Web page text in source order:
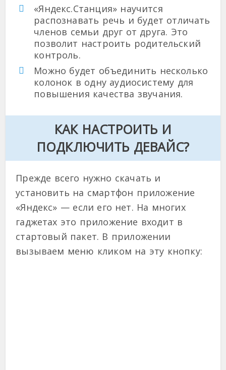
«Яндекс.Станция» научится
распознавать речь и будет отличать
членов семьи друг от друга. Это
позволит настроить родительский
контроль.
Можно будет объединить несколько
колонок в одну аудиосистему для
повышения качества звучания.
КАК НАСТРОИТЬ И
ПОДКЛЮЧИТЬ ДЕВАЙС?
Прежде всего нужно скачать и
установить на смартфон приложение
«Яндекс» — если его нет. На многих
гаджетах это приложение входит в
стартовый пакет. В приложении
вызываем меню кликом на эту кнопку: